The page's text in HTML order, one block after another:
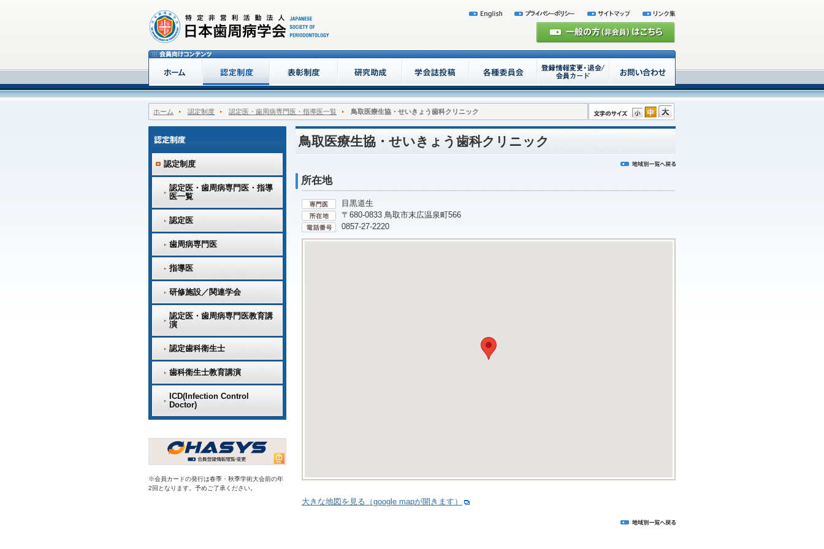
ホーム 認定制度 認定医・歯周病専門医・指導医一覧 鳥取医療生協・せいきょう歯科クリニック
鳥取医療生協・せいきょう歯科クリニック
所在地
目黒道生
〒680-0833 鳥取市末広温泉町566
0857-27-2220
大きな地図を見る（google mapが開きます）
認定制度
認定医・歯周病専門医・指導
医一覧
認定医
歯周病専門医
指導医
研修施設／関連学会
認定医・歯周病専門医教育講
演
認定歯科衛生士
歯科衛生士教育講演
ICD(Infection Control
Doctor)
※会員カードの発行は春季・秋季学術大会前の年
2回となります。予めご了承ください。